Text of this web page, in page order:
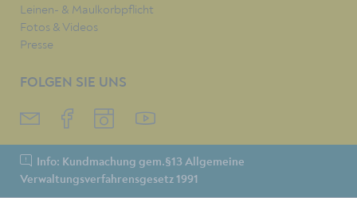
Leinen- & Maulkorbpflicht
Fotos & Videos
Presse
FOLGEN SIE UNS
Info: Kundmachung gem.§13 Allgemeine
Verwaltungsverfahrensgesetz 1991